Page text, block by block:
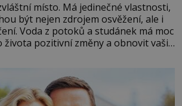
místo. Má jedinečné vlastnosti,
být nejen zdrojem osvěžení, ale i
Voda z potoků a studánek má moc
života pozitivní změny a obnovit vaši
rituály a přinést do svého života
Je důležité